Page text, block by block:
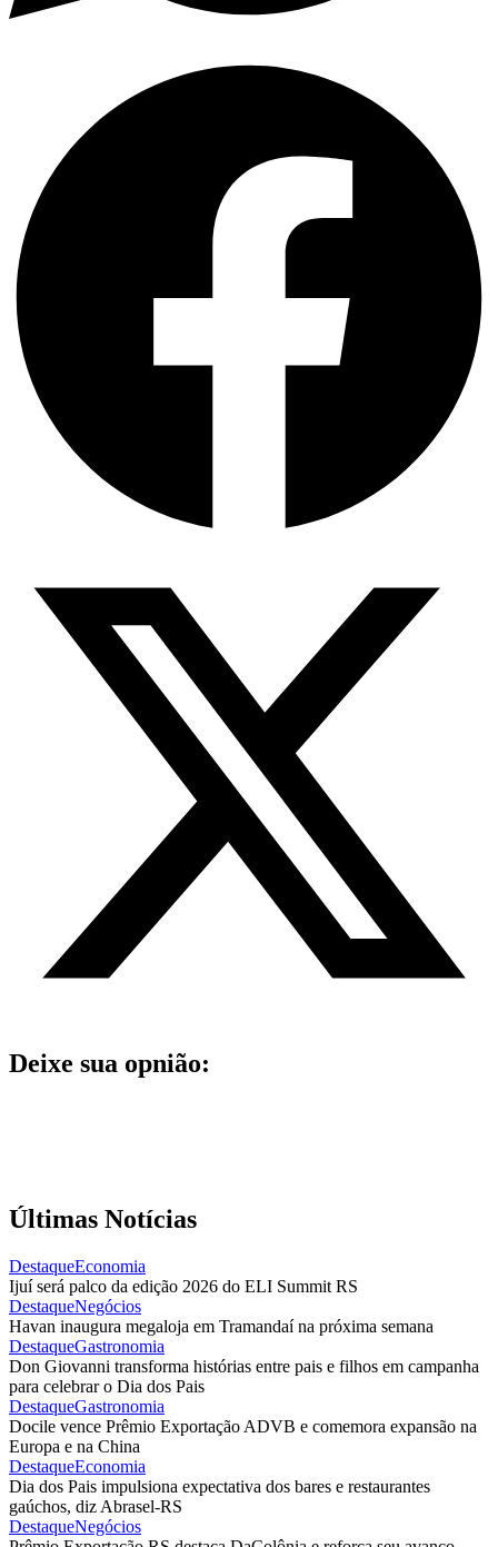
Deixe sua opnião:
Últimas Notícias
DestaqueEconomia
Ijuí será palco da edição 2026 do ELI Summit RS
DestaqueNegócios
Havan inaugura megaloja em Tramandaí na próxima semana
DestaqueGastronomia
Don Giovanni transforma histórias entre pais e filhos em campanha
para celebrar o Dia dos Pais
DestaqueGastronomia
Docile vence Prêmio Exportação ADVB e comemora expansão na
Europa e na China
DestaqueEconomia
Dia dos Pais impulsiona expectativa dos bares e restaurantes
gaúchos, diz Abrasel-RS
DestaqueNegócios